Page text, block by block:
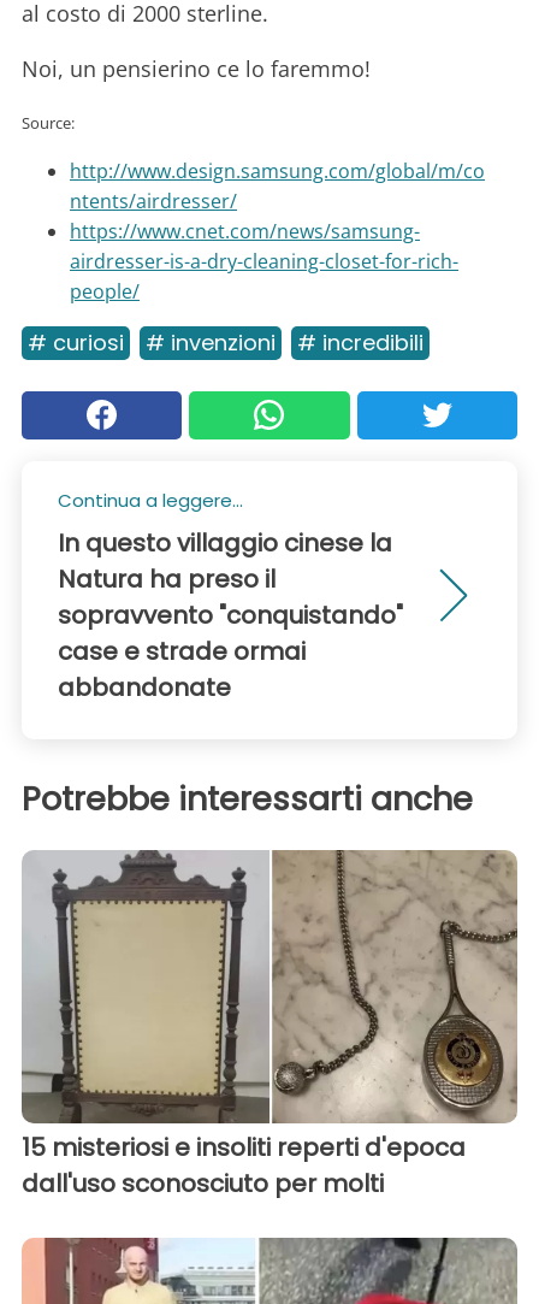
al costo di 2000 sterline.
Noi, un pensierino ce lo faremmo!
Source:
http://www.design.samsung.com/global/m/co
ntents/airdresser/
https://www.cnet.com/news/samsung-
airdresser-is-a-dry-cleaning-closet-for-rich-
people/
# curiosi # invenzioni # incredibili
Continua a leggere...
In questo villaggio cinese la
Natura ha preso il
sopravvento "conquistando"
case e strade ormai
abbandonate
Potrebbe interessarti anche
15 misteriosi e insoliti reperti d'epoca
dall'uso sconosciuto per molti